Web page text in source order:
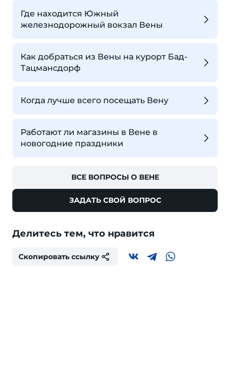
Где находится Южный
железнодорожный вокзал Вены
Как добраться из Вены на курорт Бад-
Тацмансдорф
Когда лучше всего посещать Вену
Работают ли магазины в Вене в
новогодние праздники
ВСЕ ВОПРОСЫ О ВЕНЕ
ЗАДАТЬ СВОЙ ВОПРОС
Делитесь тем, что нравится
Скопировать ссылку